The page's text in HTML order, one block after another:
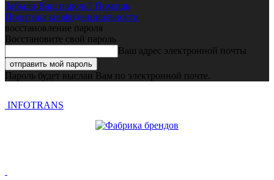
Забыли Ваш пароль? Помощь
Политика конфиденциальности
восстановление пароля
Восстановите свой пароль
Ваш адрес электронной почты
Пароль будет выслан Вам по электронной почте.
INFOTRANS